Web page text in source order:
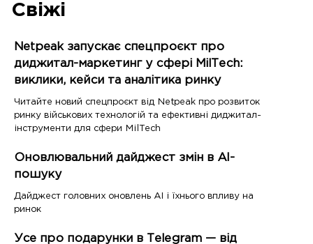
Свіжі
Netpeak запускає спецпроєкт про
диджитал-маркетинг у сфері MilTech:
виклики, кейси та аналітика ринку
Читайте новий спецпроєкт від Netpeak про розвиток
ринку військових технологій та ефективні диджитал-
інструменти для сфери MilTech
Оновлювальний дайджест змін в AI-
пошуку
Дайджест головних оновлень AI і їхнього впливу на
ринок
Усе про подарунки в Telegram — від